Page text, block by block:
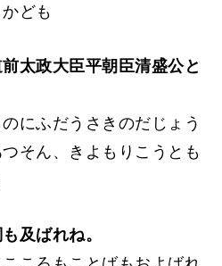
ども
太政大臣平朝臣清盛公と
にふだうさきのだじょう
そん、きよもりこうとも
及ばれね。